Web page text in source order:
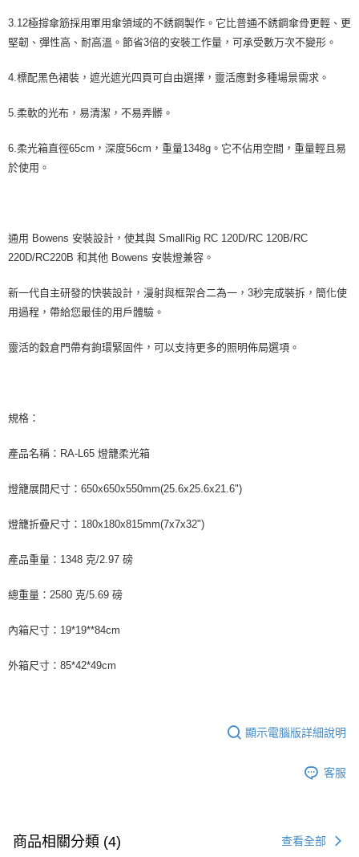
3.12極撐傘筋採用軍用傘領域的不銹鋼製作。它比普通不銹鋼傘骨更輕、更
堅韌、彈性高、耐高溫。節省3倍的安裝工作量，可承受數万次不變形。
4.標配黑色裙裝，遮光遮光四頁可自由選擇，靈活應對多種場景需求。
5.柔軟的光布，易清潔，不易弄髒。
6.柔光箱直徑65cm，深度56cm，重量1348g。它不佔用空間，重量輕且易
於使用。
通用 Bowens 安裝設計，使其與 SmallRig RC 120D/RC 120B/RC
220D/RC220B 和其他 Bowens 安裝燈兼容。
新一代自主研發的快裝設計，漫射與框架合二為一，3秒完成裝拆，簡化使
用過程，帶給您最佳的用戶體驗。
靈活的穀倉門帶有鉤環緊固件，可以支持更多的照明佈局選項。
規格：
產品名稱：RA-L65 燈籠柔光箱
燈籠展開尺寸：650x650x550mm(25.6x25.6x21.6")
燈籠折疊尺寸：180x180x815mm(7x7x32")
產品重量：1348 克/2.97 磅
總重量：2580 克/5.69 磅
內箱尺寸：19*19**84cm
外箱尺寸：85*42*49cm
顯示電腦版詳細說明
客服
商品相關分類 (4) 查看全部